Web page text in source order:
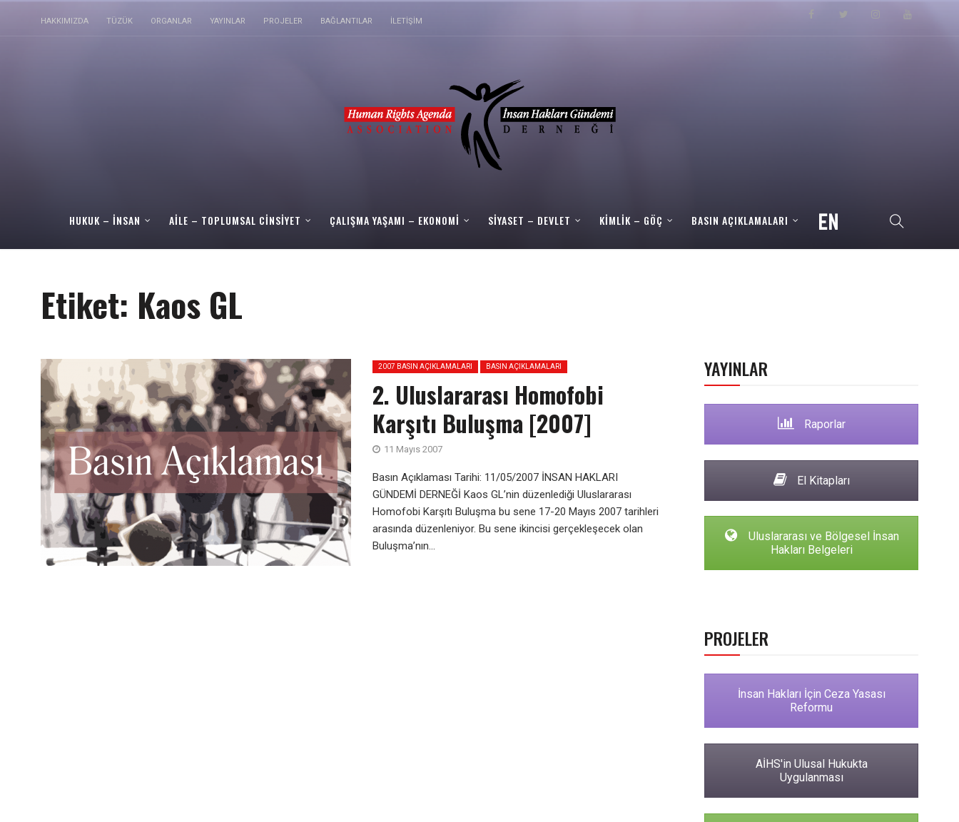
HAKKIMIZDA TÜZÜK ORGANLAR YAYINLAR PROJELER BAĞLANTILAR İLETIŞIM
HUKUK – İNSAN AILE – TOPLUMSAL CINSIYET ÇALIŞMA YAŞAMI – EKONOMI SIYASET – DEVLET KIMLIK – GÖÇ BASIN AÇIKLAMALARI
Etiket: Kaos GL
2007 BASIN AÇIKLAMALARI BASIN AÇIKLAMALARI
2. Uluslararası Homofobi
Karşıtı Buluşma [2007]
11 Mayıs 2007
Basın Açıklaması Tarihi: 11/05/2007 İNSAN HAKLARI
GÜNDEMİ DERNEĞİ Kaos GL’nin düzenlediği Uluslararası
Homofobi Karşıtı Buluşma bu sene 17-20 Mayıs 2007 tarihleri
arasında düzenleniyor. Bu sene ikincisi gerçekleşecek olan
Buluşma’nın...
YAYINLAR
Raporlar
El Kitapları
Uluslararası ve Bölgesel İnsan
Hakları Belgeleri
PROJELER
İnsan Hakları İçin Ceza Yasası
Reformu
AİHS'in Ulusal Hukukta
Uygulanması